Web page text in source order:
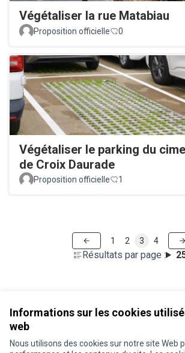
Informations sur les cookies
web
Nous utilisons des cookies sur notre site Web
Végétaliser la rue Matabiau
Proposition officielle
0
Végétaliser le parking du
de Croix Daurade
Proposition officielle 1
Résultats par page :
1 2 3 4
Conditions d'utilisation